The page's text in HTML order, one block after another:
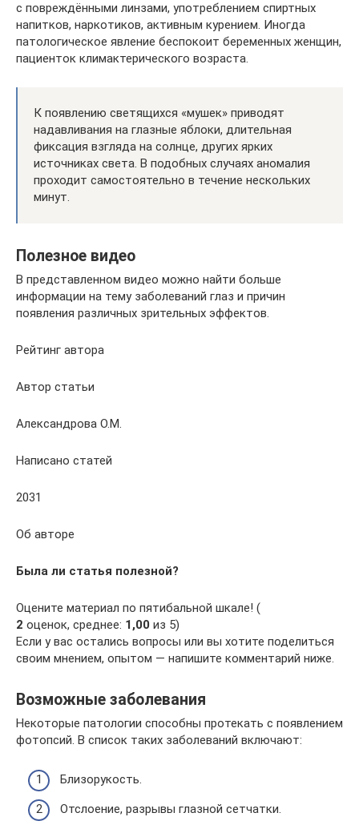
с повреждёнными линзами, употреблением спиртных
напитков, наркотиков, активным курением. Иногда
патологическое явление беспокоит беременных женщин,
пациенток климактерического возраста.
К появлению светящихся «мушек» приводят
надавливания на глазные яблоки, длительная
фиксация взгляда на солнце, других ярких
источниках света. В подобных случаях аномалия
проходит самостоятельно в течение нескольких
минут.
Полезное видео
В представленном видео можно найти больше
информации на тему заболеваний глаз и причин
появления различных зрительных эффектов.
Рейтинг автора
Автор статьи
Александрова О.М.
Написано статей
2031
Об авторе
Была ли статья полезной?
Оцените материал по пятибальной шкале! (
2 оценок, среднее: 1,00 из 5)
Если у вас остались вопросы или вы хотите поделиться
своим мнением, опытом — напишите комментарий ниже.
Возможные заболевания
Некоторые патологии способны протекать с появлением
фотопсий. В список таких заболеваний включают:
Близорукость.
Отслоение, разрывы глазной сетчатки.